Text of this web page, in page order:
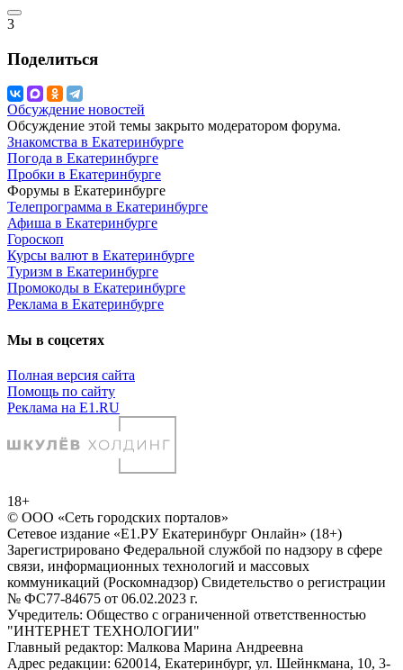
3
Поделиться
Обсуждение новостей
Обсуждение этой темы закрыто модератором форума.
Знакомства в Екатеринбурге
Погода в Екатеринбурге
Пробки в Екатеринбурге
Форумы в Екатеринбурге
Телепрограмма в Екатеринбурге
Афиша в Екатеринбурге
Гороскоп
Курсы валют в Екатеринбурге
Туризм в Екатеринбурге
Промокоды в Екатеринбурге
Реклама в Екатеринбурге
Мы в соцсетях
Полная версия сайта
Помощь по сайту
Реклама на E1.RU
18+
© ООО «Сеть городских порталов»
Сетевое издание «Е1.РУ Екатеринбург Онлайн» (18+)
Зарегистрировано Федеральной службой по надзору в сфере
связи, информационных технологий и массовых
коммуникаций (Роскомнадзор) Свидетельство о регистрации
№ ФС77-84675 от 06.02.2023 г.
Учредитель: Общество с ограниченной ответственностью
"ИНТЕРНЕТ ТЕХНОЛОГИИ"
Главный редактор: Малкова Марина Андреевна
Адрес редакции: 620014, Екатеринбург, ул. Шейнкмана, 10, 3-